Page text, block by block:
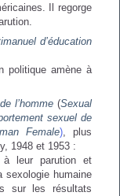
Il regorge
d’éducation
politique amène à
l’homme (Sexual
sexuel de
Female), plus
1948 et 1953 :
à leur parution et
sexologie humaine
sur les résultats